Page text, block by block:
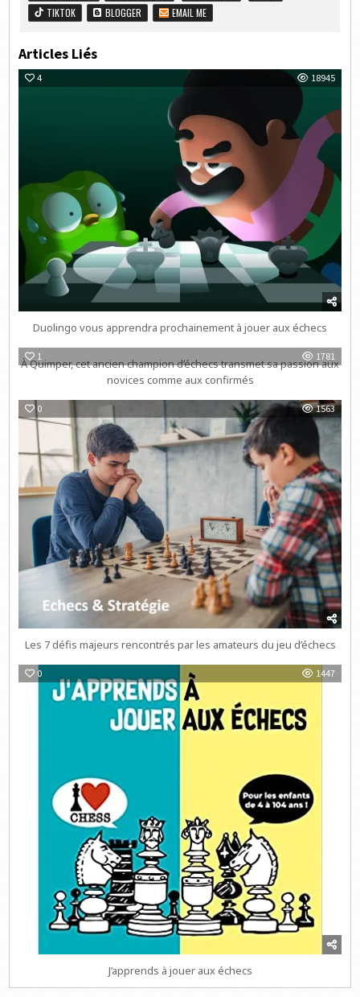
TIKTOK
BLOGGER EMAIL ME
Articles Liés
4 18945
Duolingo vous apprendra prochainement à jouer aux échecs
1 1781
À Quimper, cet ancien champion d’échecs transmet sa passion aux
novices comme aux confirmés
0 1563
Les 7 défis majeurs rencontrés par les amateurs du jeu d’échecs
0 1447
J’apprends à jouer aux échecs